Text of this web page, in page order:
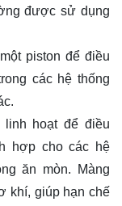
được sử dụng
piston để điều
các hệ thống
linh hoạt để điều
hợp cho các hệ
ăn mòn. Màng
khí, giúp hạn chế